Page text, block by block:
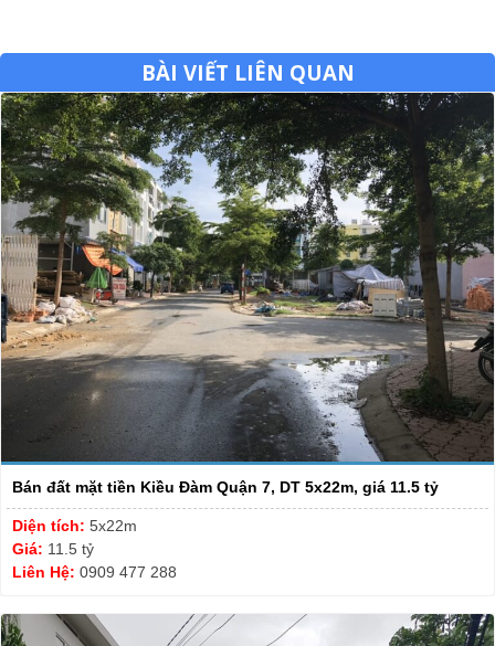
BÀI VIẾT LIÊN QUAN
Bán đất mặt tiền Kiều Đàm Quận 7, DT 5x22m, giá 11.5 tỷ
Diện tích: 5x22m
Giá: 11.5 tỷ
Liên Hệ: 0909 477 288